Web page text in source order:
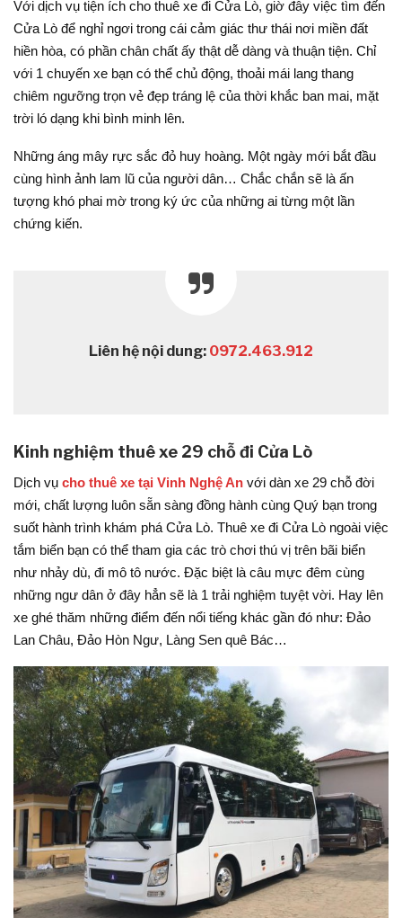
Với dịch vụ tiện ích cho thuê xe đi Cửa Lò, giờ đây việc tìm đến
Cửa Lò để nghỉ ngơi trong cái cảm giác thư thái nơi miền đất
hiền hòa, có phần chân chất ấy thật dễ dàng và thuận tiện. Chỉ
với 1 chuyến xe bạn có thể chủ động, thoải mái lang thang
chiêm ngưỡng trọn vẻ đẹp tráng lệ của thời khắc ban mai, mặt
trời ló dạng khi bình minh lên.
Những áng mây rực sắc đỏ huy hoàng. Một ngày mới bắt đầu
cùng hình ảnh lam lũ của người dân… Chắc chắn sẽ là ấn
tượng khó phai mờ trong ký ức của những ai từng một lần
chứng kiến.
Liên hệ nội dung: 0972.463.912
Kinh nghiệm thuê xe 29 chỗ đi Cửa Lò
Dịch vụ cho thuê xe tại Vinh Nghệ An với dàn xe 29 chỗ đời
mới, chất lượng luôn sẵn sàng đồng hành cùng Quý bạn trong
suốt hành trình khám phá Cửa Lò. Thuê xe đi Cửa Lò ngoài việc
tắm biển bạn có thể tham gia các trò chơi thú vị trên bãi biển
như nhảy dù, đi mô tô nước. Đặc biệt là câu mực đêm cùng
những ngư dân ở đây hẳn sẽ là 1 trải nghiệm tuyệt vời. Hay lên
xe ghé thăm những điểm đến nổi tiếng khác gần đó như: Đảo
Lan Châu, Đảo Hòn Ngư, Làng Sen quê Bác…